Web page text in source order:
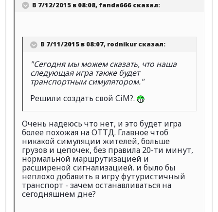
В 7/12/2015 в 08:08, fanda666 сказал:
В 7/11/2015 в 08:07, rodnikur сказал:
"Сегодня мы можем сказать, что наша
следующая игра также будет
транспортным симулятором."
Решили создать свой СiM?.
Очень надеюсь что нет, и это будет игра
более похожая на ОТТД. Главное чтоб
никакой симуляции жителей, больше
грузов и цепочек, без правила 20-ти минут,
нормальной маршрутизацией и
расширеной сигнализацией. и было бы
неплохо добавить в игру футуристичный
транспорт - зачем останавливаться на
сегодняшнем дне?